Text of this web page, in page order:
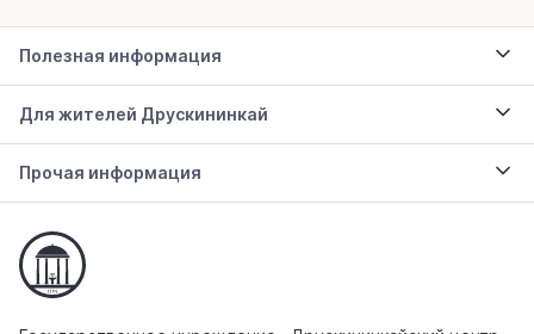
Полезная информация
Для жителей Друскининкай
Прочая информация